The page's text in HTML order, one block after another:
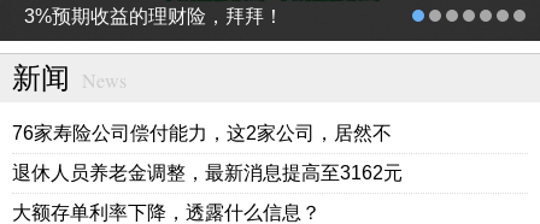
3%预期收益的理财险，拜拜！
新闻 News
76家寿险公司偿付能力，这2家公司，居然不
退休人员养老金调整，最新消息提高至3162元
大额存单利率下降，透露什么信息？